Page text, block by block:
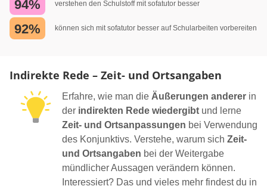
94% verstehen den Schulstoff mit sofatutor besser
92% können sich mit sofatutor besser auf Schularbeiten vorbereiten
Indirekte Rede – Zeit- und Ortsangaben
Erfahre, wie man die Äußerungen anderer in
der indirekten Rede wiedergibt und lerne
Zeit- und Ortsanpassungen bei Verwendung
des Konjunktivs. Verstehe, warum sich Zeit-
und Ortsangaben bei der Weitergabe
mündlicher Aussagen verändern können.
Interessiert? Das und vieles mehr findest du in